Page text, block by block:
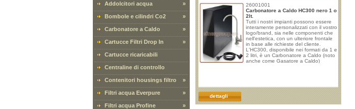
Addolcitori acqua »
Bombole e cilindri Co2 »
Carbonatore a Caldo »
Cartucce Filtri Drop In »
Cartucce ricaricabili
Centraline di controllo
Contenitori housings filtro »
Filtri acqua Everpure »
Filtri acqua Profine »
26001001
Carbonatore a Caldo HC300 nero 1 o
2lt.
Tutti i nostri impianti possono essere
interamente personalizzati con il vostro
logo/brand, sia nelle componenti che
nell'estetica, con un ulteriore frontale
in base alle richieste del cliente.
L'HC300, disponibile nei formati da 1 e
2 litri, è un Carbonatore a Caldo (noto
anche come Gasatore a Caldo)
rispondere alle esigenze di bar, tavole
dettagli